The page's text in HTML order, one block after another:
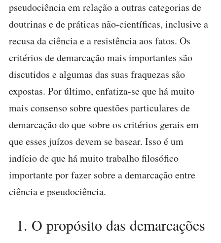
pseudociência em relação a outras categorias de
doutrinas e de práticas não-científicas, inclusive a
recusa da ciência e a resistência aos fatos. Os
critérios de demarcação mais importantes são
discutidos e algumas das suas fraquezas são
expostas. Por último, enfatiza-se que há muito
mais consenso sobre questões particulares de
demarcação do que sobre os critérios gerais em
que esses juízos devem se basear. Isso é um
indício de que há muito trabalho filosófico
importante por fazer sobre a demarcação entre
ciência e pseudociência.
1. O propósito das demarcações